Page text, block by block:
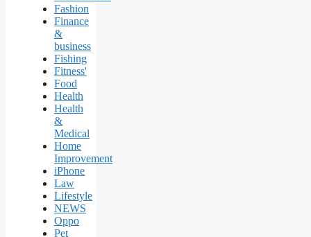
Fashion
Finance
&
business
Fishing
Fitness'
Food
Health
Health
&
Medical
Home
Improvement
iPhone
Law
Lifestyle
NEWS
Oppo
Pet